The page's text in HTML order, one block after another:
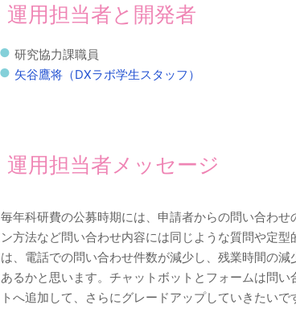
運用担当者と開発者
研究協力課職員
矢谷鷹将（DXラボ学生スタッフ）
運用担当者メッセージ
毎年科研費の公募時期には、申請者からの問い合わ
ン方法など問い合わせ内容には同じような質問や定
は、電話での問い合わせ件数が減少し、残業時間の
あるかと思います。チャットボットとフォームは問
トへ追加して、さらにグレードアップしていきたいで